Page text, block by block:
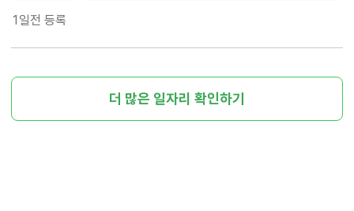
1일전 등록
더 많은 일자리 확인하기